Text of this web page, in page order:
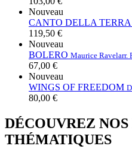
Nouveau
CANTO DELLA TERRA
119,50 €
Nouveau
BOLERO Maurice Ravelarr.
67,00 €
Nouveau
WINGS OF FREEDOM
80,00 €
DÉCOUVREZ
THÉMATIQUES